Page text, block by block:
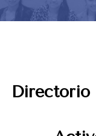
Directorio